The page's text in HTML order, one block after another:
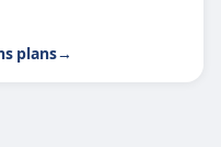
plans→